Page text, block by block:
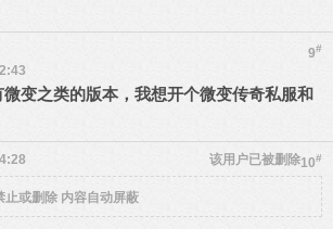
9#
变之类的版本，我想开个微变传奇私服和
10#
该用户已被删除
止或删除 内容自动屏蔽